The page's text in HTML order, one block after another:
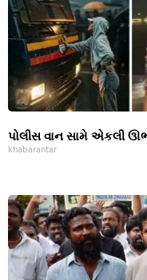
પોલીસ વાન સામે એકલી
khabarantar